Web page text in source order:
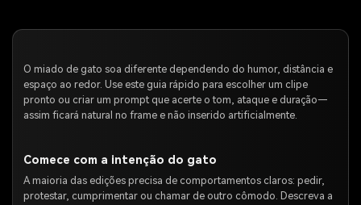
O miado de gato soa diferente dependendo do humor, distância e
espaço ao redor. Use este guia rápido para escolher um clipe
pronto ou criar um prompt que acerte o tom, ataque e duração—
assim ficará natural no frame e não inserido artificialmente.
Comece com a intenção do gato
A maioria das edições precisa de comportamentos claros: pedir,
protestar, cumprimentar ou chamar de outro cômodo. Descreva a